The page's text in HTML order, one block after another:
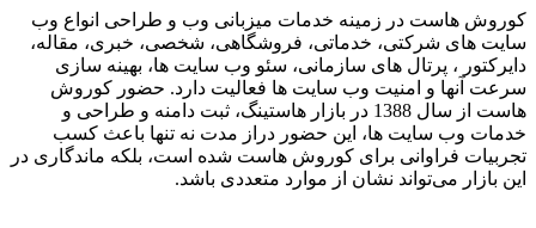
کوروش هاست در زمینه خدمات میزبانی وب و طراحی انواع وب
سایت های شرکتی، خدماتی، فروشگاهی، شخصی، خبری، مقاله،
دایرکتور ، پرتال های سازمانی، سئو وب سایت ها، بهینه سازی
سرعت آنها و امنیت وب سایت ها فعالیت دارد. حضور کوروش
هاست از سال 1388 در بازار هاستینگ، ثبت دامنه و طراحی و
خدمات وب سایت ها، این حضور دراز مدت نه تنها باعث کسب
تجربیات فراوانی برای کوروش هاست شده‌ است، بلکه ماندگاری در
این بازار می‌تواند نشان از موارد متعددی باشد.